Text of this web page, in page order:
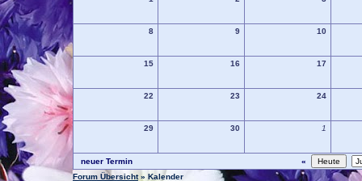
8 9 10
15 16 17
22 23 24
29 30 1
neuer Termin
«
Forum Übersicht» Kalender